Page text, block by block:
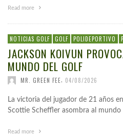
Read more
NOTICIAS GOLF GOLF POLIDEPORTIVO
JACKSON KOIVUN
MUNDO DEL GOLF
MR. GREEN FEE 04/08/2026
La victoria del jugador de 21 años
Scottie Scheffler asombra al
Read more